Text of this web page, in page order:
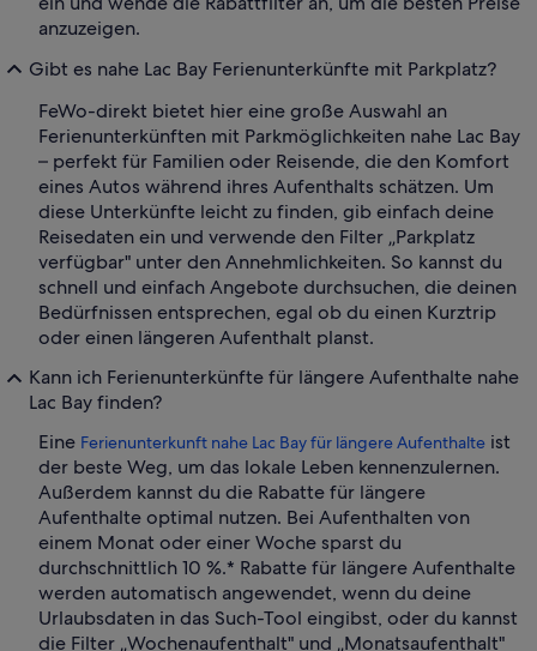
anzuzeigen.
Gibt es nahe Lac Bay Ferienunterkünfte mit Parkplatz?
FeWo-direkt bietet hier eine große Auswahl an
Ferienunterkünften mit Parkmöglichkeiten nahe Lac Bay
– perfekt für Familien oder Reisende, die den Komfort
eines Autos während ihres Aufenthalts schätzen. Um
diese Unterkünfte leicht zu finden, gib einfach deine
Reisedaten ein und verwende den Filter „Parkplatz
verfügbar" unter den Annehmlichkeiten. So kannst du
schnell und einfach Angebote durchsuchen, die deinen
Bedürfnissen entsprechen, egal ob du einen Kurztrip
oder einen längeren Aufenthalt planst.
Kann ich Ferienunterkünfte für längere Aufenthalte nahe
Lac Bay finden?
Eine Ferienunterkunft nahe Lac Bay für längere Aufenthalte ist
der beste Weg, um das lokale Leben kennenzulernen.
Außerdem kannst du die Rabatte für längere
Aufenthalte optimal nutzen. Bei Aufenthalten von
einem Monat oder einer Woche sparst du
durchschnittlich 10 %.* Rabatte für längere Aufenthalte
werden automatisch angewendet, wenn du deine
Urlaubsdaten in das Such-Tool eingibst, oder du kannst
die Filter „Wochenaufenthalt" und „Monatsaufenthalt"